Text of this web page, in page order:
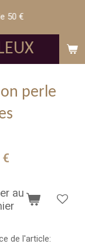
50 €
perle
au
de l'article: